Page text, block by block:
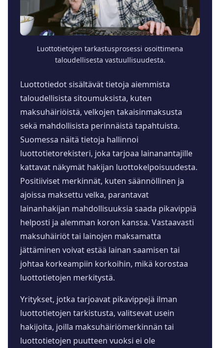
Luottotietojen tarkastusprosessi osoittimena
taloudellisesta vastuullisuudesta.
Luottotiedot sisältävät tietoja aiemmista
taloudellisista sitoumuksista, kuten
maksuhäiriöistä, velkojen takaisinmaksusta
sekä mahdollisista perinnäistä tapahtuista.
Suomessa näitä tietoja hallinnoi
luottotietorekisteri, joka tarjoaa lainanantajille
kattavat näkymät hakijan luottokelpoisuudesta.
Positiiviset merkinnät, kuten säännöllinen ja
ajoissa maksettu velka, parantavat
lainanhakijan mahdollisuuksia saada pikavippiä
helposti ja alemman koron kanssa. Vastaavasti
maksuhäiriöt tai lainojen maksamatta
jättäminen voivat estää lainan saamisen tai
johtaa korkeampiin korkoihin, mikä korostaa
luottotietojen merkitystä.
Yritykset, jotka tarjoavat pikavippejä ilman
luottotietojen tarkistusta, valitsevat usein
hakijoita, joilla maksuhäiriömerkinnän tai
luottotietojen puutteen vuoksi ei ole